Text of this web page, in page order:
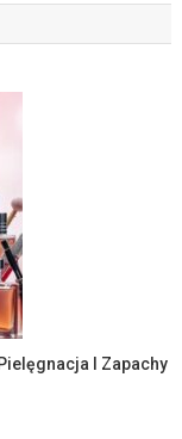
I Zapachy